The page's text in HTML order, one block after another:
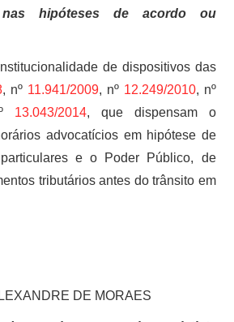
hipóteses de acordo ou
de dispositivos das
, nº 11.941/2009, nº 12.249/2010, nº
13.043/2014, que dispensam o
advocatícios em hipótese de
e o Poder Público, de
tributários antes do trânsito em
DE MORAES